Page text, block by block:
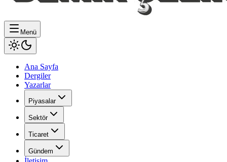
Menü
Ana Sayfa
Dergiler
Yazarlar
Piyasalar
Sektör
Ticaret
Gündem